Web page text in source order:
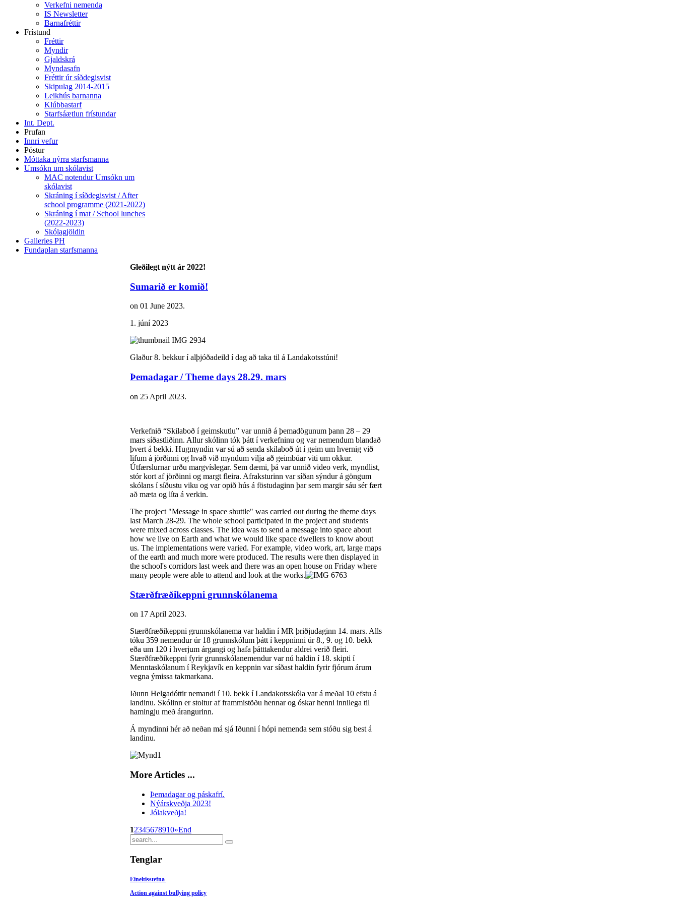
Verkefni nemenda
IS Newsletter
Barnafréttir
Frístund
Fréttir
Myndir
Gjaldskrá
Myndasafn
Fréttir úr síðdegisvist
Skipulag 2014-2015
Leikhús barnanna
Klúbbastarf
Starfsáætlun frístundar
Int. Dept.
Prufan
Innri vefur
Póstur
Móttaka nýrra starfsmanna
Umsókn um skólavist
MAC notendur Umsókn um
skólavist
Skráning í síðdegisvist / After
school programme (2021-2022)
Skráning í mat / School lunches
(2022-2023)
Skólagjöldin
Galleries PH
Fundaplan starfsmanna
Gleðilegt nýtt ár 2022!
Sumarið er komið!
on 01 June 2023.
1. júní 2023
Glaður 8. bekkur í alþjóðadeild í dag að taka til á Landakotsstúni!
Þemadagar / Theme days 28.29. mars
on 25 April 2023.
Verkefnið “Skilaboð í geimskutlu” var unnið á þemadögunum þann 28 – 29
mars síðastliðinn. Allur skólinn tók þátt í verkefninu og var nemendum blandað
þvert á bekki. Hugmyndin var sú að senda skilaboð út í geim um hvernig við
lifum á jörðinni og hvað við myndum vilja að geimbúar viti um okkur.
Útfærslurnar urðu margvíslegar. Sem dæmi, þá var unnið video verk, myndlist,
stór kort af jörðinni og margt fleira. Afraksturinn var síðan sýndur á göngum
skólans í síðustu viku og var opið hús á föstudaginn þar sem margir sáu sér fært
að mæta og líta á verkin.
The project "Message in space shuttle" was carried out during the theme days
last March 28-29. The whole school participated in the project and students
were mixed across classes. The idea was to send a message into space about
how we live on Earth and what we would like space dwellers to know about
us. The implementations were varied. For example, video work, art, large maps
of the earth and much more were produced. The results were then displayed in
the school's corridors last week and there was an open house on Friday where
many people were able to attend and look at the works.
Stærðfræðikeppni grunnskólanema
on 17 April 2023.
Stærðfræðikeppni grunnskólanema var haldin í MR þriðjudaginn 14. mars. Alls
tóku 359 nemendur úr 18 grunnskólum þátt í keppninni úr 8., 9. og 10. bekk
eða um 120 í hverjum árgangi og hafa þátttakendur aldrei verið fleiri.
Stærðfræðikeppni fyrir grunnskólanemendur var nú haldin í 18. skipti í
Menntaskólanum í Reykjavík en keppnin var síðast haldin fyrir fjórum árum
vegna ýmissa takmarkana.
Iðunn Helgadóttir nemandi í 10. bekk í Landakotsskóla var á meðal 10 efstu á
landinu. Skólinn er stoltur af frammistöðu hennar og óskar henni innilega til
hamingju með árangurinn.
Á myndinni hér að neðan má sjá Iðunni í hópi nemenda sem stóðu sig best á
landinu.
More Articles ...
Þemadagar og páskafrí.
Nýárskveðja 2023!
Jólakveðja!
12345678910»End
Tenglar
Eineltisstefna
Action against bullying policy